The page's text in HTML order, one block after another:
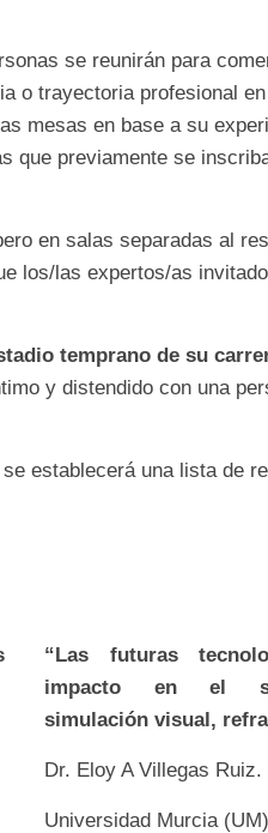
se reunirán para
o trayectoria profesional
mesas en base a su
que previamente se
en salas separadas al
los/las expertos/as
temprano de su
y distendido con una
se establecerá una lista de
“Las futuras
impacto en el
simulación visual,
Dr. Eloy A Villegas Ruiz.
Universidad Murcia (UM)